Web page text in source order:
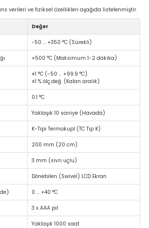
verileri ve fiziksel özellikleri aşağıda listelenmiştir.
Değer
-50 … +350 °C (Sürekli)
+500 °C (Maksimum 1-2 dakika)
±1 °C (-50 … +99.9 °C)
±1 % ölç.değ. (Kalan aralık)
0.1 °C
Yaklaşık 10 saniye (Havada)
K-Tipi Termokupl (TC Tip K)
200 mm (20 cm)
3 mm (sivri uçlu)
Dönebilen (Swivel) LCD Ekran
0 … +40 °C
3 x AAA pil
Yaklaşık 1000 saat